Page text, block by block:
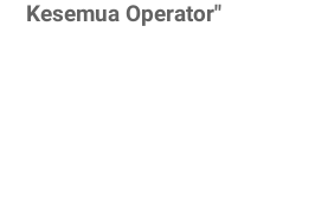
Kesemua Operator"